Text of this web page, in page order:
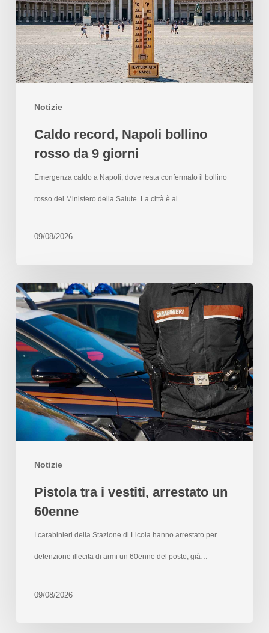
Notizie
Caldo record, Napoli bollino
rosso da 9 giorni
Emergenza caldo a Napoli, dove resta confermato il bollino
rosso del Ministero della Salute. La città è al…
09/08/2026
Notizie
Pistola tra i vestiti, arrestato un
60enne
I carabinieri della Stazione di Licola hanno arrestato per
detenzione illecita di armi un 60enne del posto, già…
09/08/2026